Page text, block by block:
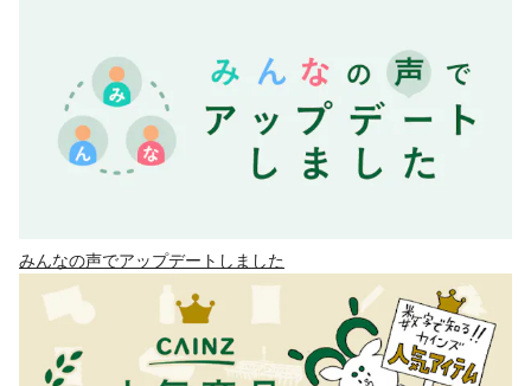
みんなの声でアップデートしました